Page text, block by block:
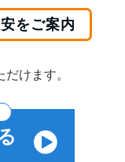
をご案内
けます。